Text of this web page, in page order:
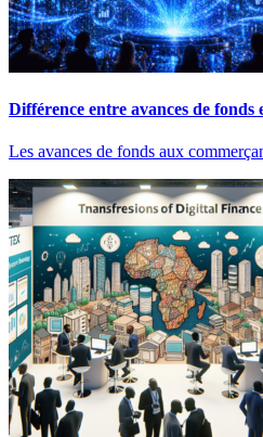
Différence entre avances de fonds
Les avances de fonds aux